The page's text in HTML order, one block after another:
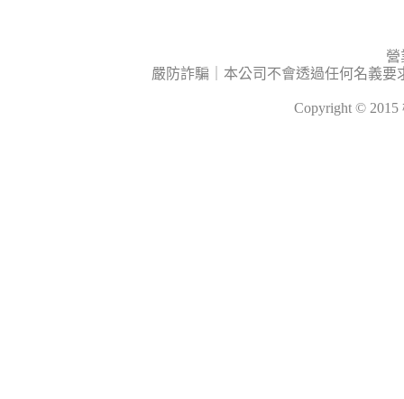
營
嚴防詐騙｜本公司不會透過任何名義
Copyright ©